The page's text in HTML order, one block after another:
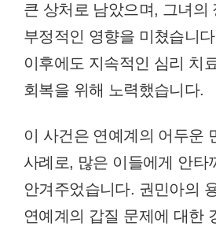
큰 상처로 남았으며, 그녀의
부정적인 영향을 미쳤습니
이후에도 지속적인 심리 치
회복을 위해 노력했습니다.
이 사건은 연예계의 어두운
사례로, 많은 이들에게 안타
안겨주었습니다. 권민아의
연예계의 갑질 문제에 대한